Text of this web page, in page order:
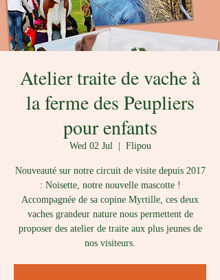
Atelier traite de vache à
la ferme des Peupliers
pour enfants
Wed 02 Jul
  |
Flipou
Nouveauté sur notre circuit de visite depuis 2017
: Noisette, notre nouvelle mascotte !
Accompagnée de sa copine Myrtille, ces deux
vaches grandeur nature nous permettent de
proposer des atelier de traite aux plus jeunes de
nos visiteurs.